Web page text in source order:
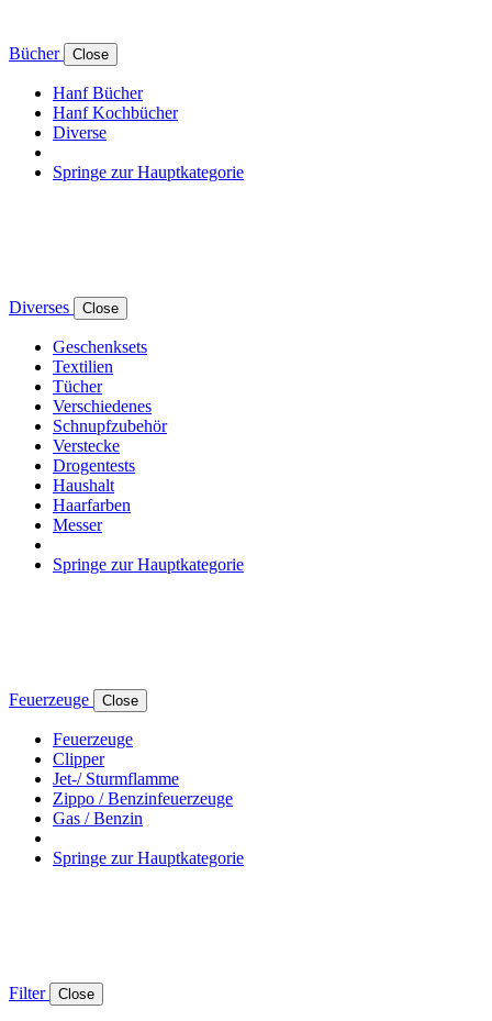
Bücher Close
Hanf Bücher
Hanf Kochbücher
Diverse
Springe zur Hauptkategorie
Diverses Close
Geschenksets
Textilien
Tücher
Verschiedenes
Schnupfzubehör
Verstecke
Drogentests
Haushalt
Haarfarben
Messer
Springe zur Hauptkategorie
Feuerzeuge Close
Feuerzeuge
Clipper
Jet-/ Sturmflamme
Zippo / Benzinfeuerzeuge
Gas / Benzin
Springe zur Hauptkategorie
Filter Close